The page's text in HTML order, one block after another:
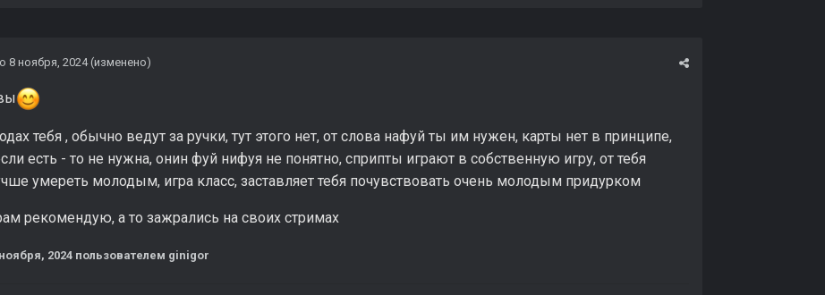
8 ноября, 2024 (изменено)
тебя , обычно ведут за ручки, тут этого нет, от слова нафуй ты им нужен, карты нет в принципе,
есть - то не нужна, онин фуй нифуя не понятно, сприпты играют в собственную игру, от тебя
умереть молодым, игра класс, заставляет тебя почувствовать очень молодым придурком
рекомендую, а то зажрались на своих стримах
2024 пользователем ginigor